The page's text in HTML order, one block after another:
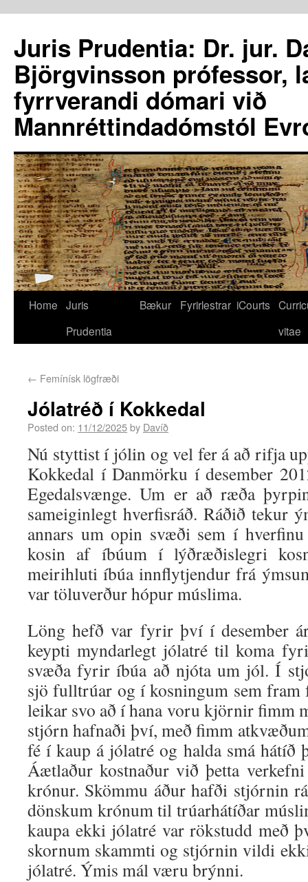
Juris Prudentia: Dr. jur.
Björgvinsson prófessor,
fyrrverandi dómari við
Mannréttindadómstól
Home Juris
Prudentia
Bækur Fyrirlestrar iCourts
vitae
← Femínísk lögfræði
Jólatréð í Kokkedal
Posted on: 11/12/2025by Davíð
Nú styttist í jólin og vel fer á að rifja
Kokkedal í Danmörku í desember
Egedalsvænge. Um er að ræða
sameiginlegt hverfisráð. Ráðið tekur
annars um opin svæði sem í
kosin af íbúum í lýðræðislegri
meirihluti íbúa innflytjendur frá
var töluverður hópur múslima.
Löng hefð var fyrir því í desember
keypti myndarlegt jólatré til koma
svæða fyrir íbúa að njóta um jól. Í
sjö fulltrúar og í kosningum sem
leikar svo að í hana voru kjörnir fimm
stjórn hafnaði því, með fimm
fé í kaup á jólatré og halda smá hátíð
Áætlaður kostnaður við þetta
krónur. Skömmu áður hafði stjórnin
dönskum krónum til trúarhátíðar
kaupa ekki jólatré var rökstudd með
skornum skammti og stjórnin vildi
jólatré. Ýmis mál væru brýnni.